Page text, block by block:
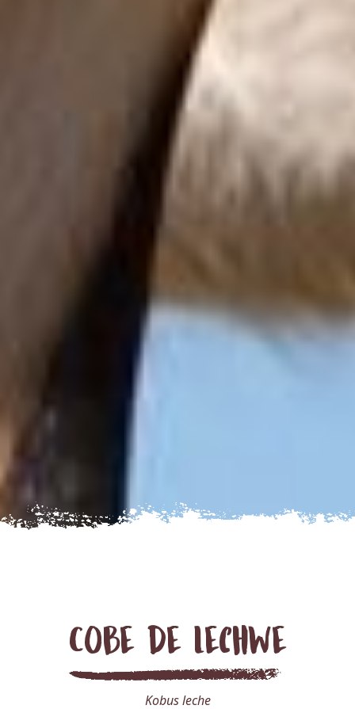
Cobe de lechwe
Kobus leche